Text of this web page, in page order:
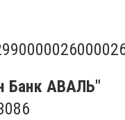
Банк АВАЛЬ"